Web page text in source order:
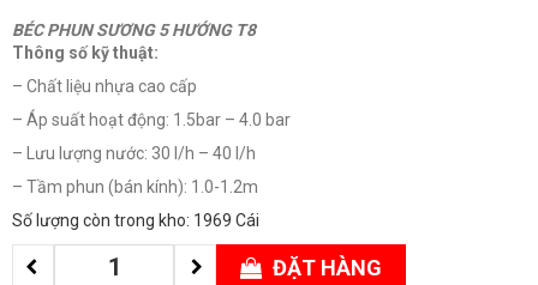
BÉC PHUN SƯƠNG 5 HƯỚNG T8
Thông số kỹ thuật:
– Chất liệu nhựa cao cấp
– Áp suất hoạt động: 1.5bar – 4.0 bar
– Lưu lượng nước: 30 l/h – 40 l/h
– Tầm phun (bán kính): 1.0-1.2m
Số lượng còn trong kho: 1969 Cái
ĐẶT HÀNG